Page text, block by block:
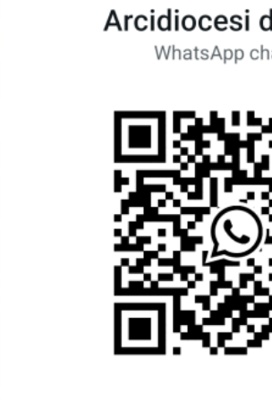
ore 11:30 - Lucca, Scuola
Mei - Viale Castruccio
murales in
Mei curato dal Liceo
“Passaglia”
ore 18 - Fiano
parrocchiale - Messa in
Mei celebrata da mons.
di Lucca
ore 20.30 -
Michele al Cippo di don
della Memoria in alcuni
della città. Ritrovo alle ore